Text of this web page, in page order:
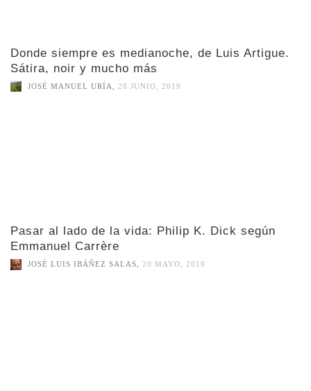
Donde siempre es medianoche, de Luis Artigue.
Sátira, noir y mucho más
JOSÉ MANUEL URÍA 28 JUNIO, 2019
Pasar al lado de la vida: Philip K. Dick según
Emmanuel Carrère
JOSÉ LUIS IBÁÑEZ SALAS, 20 MAYO, 2019